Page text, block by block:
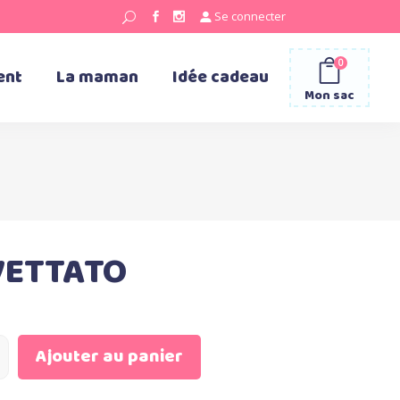
Se connecter
La maman Idée cadeau
Mon sac
0
Ajouter au panier